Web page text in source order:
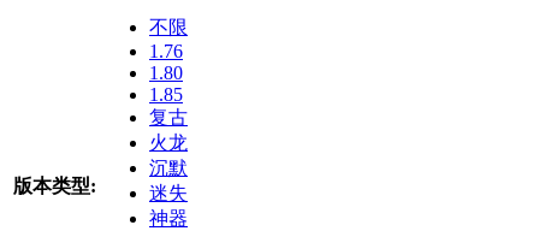
版本类型:
不限
1.76
1.80
1.85
复古
火龙
沉默
迷失
神器